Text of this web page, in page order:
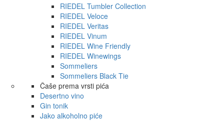
RIEDEL Tumbler Collection
RIEDEL Veloce
RIEDEL Veritas
RIEDEL Vinum
RIEDEL Wine Friendly
RIEDEL Winewings
Sommeliers
Sommeliers Black Tie
Čaše prema vrsti pića
Desertno vino
Gin tonik
Jako alkoholno piće